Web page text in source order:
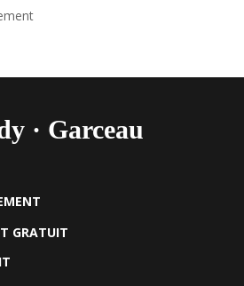
· Garceau
GRATUIT